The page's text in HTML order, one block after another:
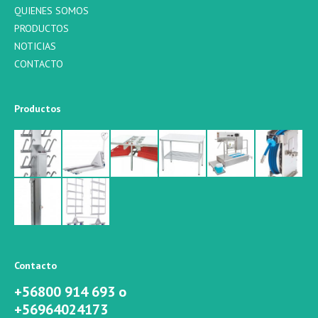
QUIENES SOMOS
PRODUCTOS
NOTICIAS
CONTACTO
Productos
Contacto
+56800 914 693 o
+56964024173